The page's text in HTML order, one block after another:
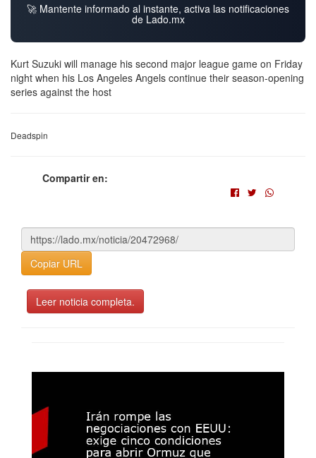
🚀 Mantente informado al instante, activa las notificaciones
de Lado.mx
Kurt Suzuki will manage his second major league game on Friday
night when his Los Angeles Angels continue their season-opening
series against the host
Deadspin
Compartir en:
Copiar URL
Leer noticia completa.